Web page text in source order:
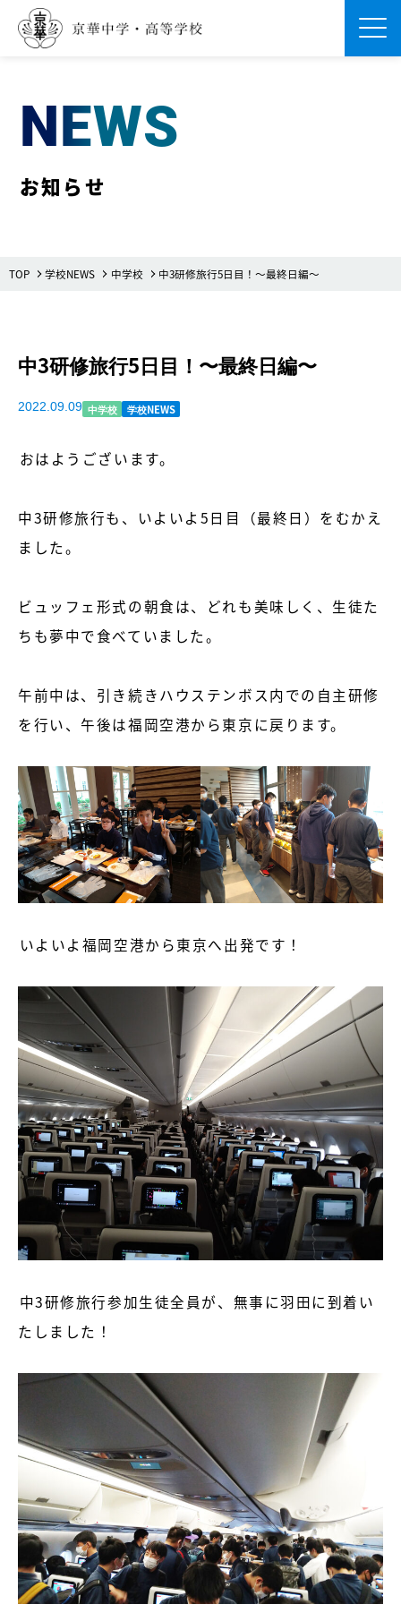
NEWS
お知らせ
TOP 学校NEWS 中学校 中3研修旅行5日目！〜最終日編〜
中3研修旅行5日目！〜最終日編〜
2022.09.09 中学校 学校NEWS
おはようございます。
中3研修旅行も、いよいよ5日目（最終日）をむかえ
ました。
ビュッフェ形式の朝食は、どれも美味しく、生徒た
ちも夢中で食べていました。
午前中は、引き続きハウステンボス内での自主研修
を行い、午後は福岡空港から東京に戻ります。
いよいよ福岡空港から東京へ出発です！
中3研修旅行参加生徒全員が、無事に羽田に到着い
たしました！